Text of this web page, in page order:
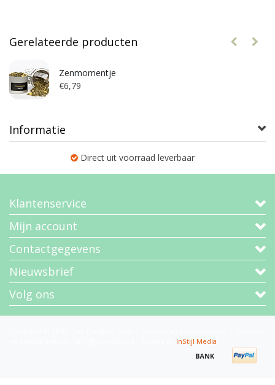
Gerelateerde producten
Zenmomentje
€6,79
Informatie
Direct uit voorraad leverbaar
Klantenservice
Mijn account
Contactgegevens
Nieuwsbrief
Volg ons
InStijl Media